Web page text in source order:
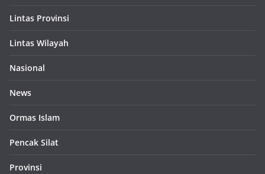
Lintas Provinsi
Lintas Wilayah
Nasional
News
Ormas Islam
Pencak Silat
Provinsi